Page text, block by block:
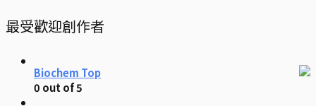
最受歡迎創作者
Biochem Top
0 out of 5